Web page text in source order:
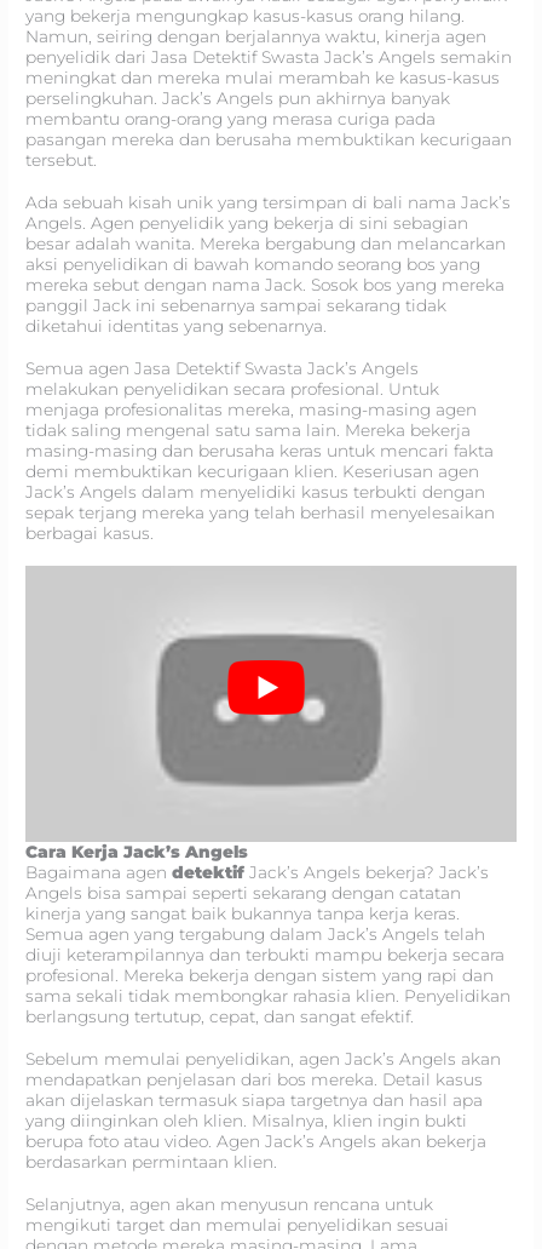
yang bekerja mengungkap kasus-kasus orang hilang.
Namun, seiring dengan berjalannya waktu, kinerja agen
penyelidik dari Jasa Detektif Swasta Jack’s Angels semakin
meningkat dan mereka mulai merambah ke kasus-kasus
perselingkuhan. Jack’s Angels pun akhirnya banyak
membantu orang-orang yang merasa curiga pada
pasangan mereka dan berusaha membuktikan kecurigaan
tersebut.
Ada sebuah kisah unik yang tersimpan di bali nama Jack’s
Angels. Agen penyelidik yang bekerja di sini sebagian
besar adalah wanita. Mereka bergabung dan melancarkan
aksi penyelidikan di bawah komando seorang bos yang
mereka sebut dengan nama Jack. Sosok bos yang mereka
panggil Jack ini sebenarnya sampai sekarang tidak
diketahui identitas yang sebenarnya.
Semua agen Jasa Detektif Swasta Jack’s Angels
melakukan penyelidikan secara profesional. Untuk
menjaga profesionalitas mereka, masing-masing agen
tidak saling mengenal satu sama lain. Mereka bekerja
masing-masing dan berusaha keras untuk mencari fakta
demi membuktikan kecurigaan klien. Keseriusan agen
Jack’s Angels dalam menyelidiki kasus terbukti dengan
sepak terjang mereka yang telah berhasil menyelesaikan
berbagai kasus.
Cara Kerja Jack’s Angels
Bagaimana agen detektif Jack’s Angels bekerja? Jack’s
Angels bisa sampai seperti sekarang dengan catatan
kinerja yang sangat baik bukannya tanpa kerja keras.
Semua agen yang tergabung dalam Jack’s Angels telah
diuji keterampilannya dan terbukti mampu bekerja secara
profesional. Mereka bekerja dengan sistem yang rapi dan
sama sekali tidak membongkar rahasia klien. Penyelidikan
berlangsung tertutup, cepat, dan sangat efektif.
Sebelum memulai penyelidikan, agen Jack’s Angels akan
mendapatkan penjelasan dari bos mereka. Detail kasus
akan dijelaskan termasuk siapa targetnya dan hasil apa
yang diinginkan oleh klien. Misalnya, klien ingin bukti
berupa foto atau video. Agen Jack’s Angels akan bekerja
berdasarkan permintaan klien.
Selanjutnya, agen akan menyusun rencana untuk
mengikuti target dan memulai penyelidikan sesuai
dengan metode mereka masing-masing. Lama